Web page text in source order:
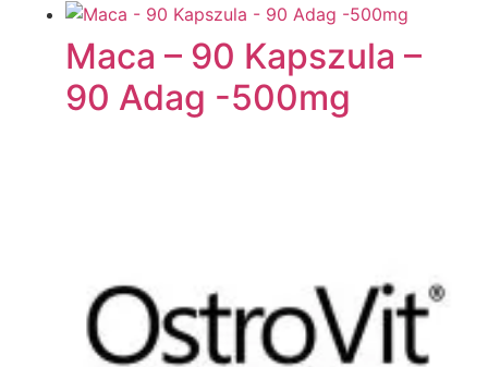
Maca – 90 Kapszula –
90 Adag -500mg